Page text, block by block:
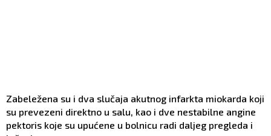
Zabeležena su i dva slučaja akutnog infarkta miokarda koji
su prevezeni direktno u salu, kao i dve nestabilne angine
pektoris koje su upućene u bolnicu radi daljeg pregleda i